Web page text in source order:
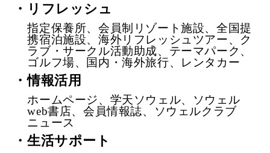
・リフレッシュ
指定保養所、会員制リゾート施設、全国提
携宿泊施設、海外リフレッシュツアー、ク
ラブ・サークル活動助成、テーマパーク、
ゴルフ場、国内・海外旅行、レンタカー
・情報活用
ホームページ、学天ソウェル、ソウェル
web書店、会員情報誌、ソウェルクラブ
ニュース
・生活サポート